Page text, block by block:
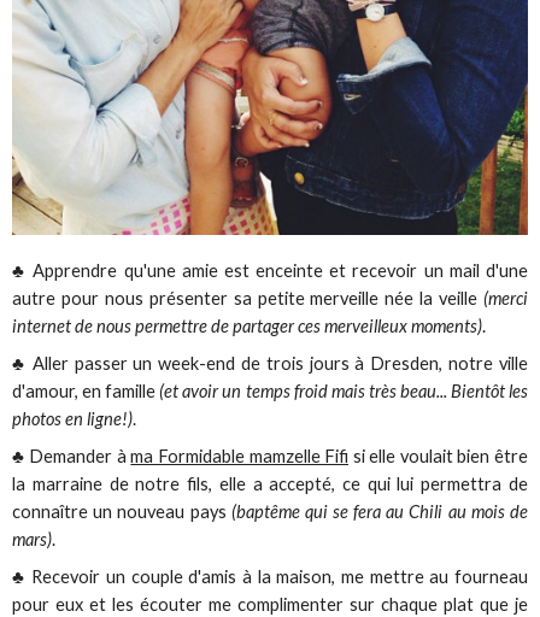
♣ Apprendre qu'une amie est enceinte et recevoir un mail d'une
autre pour nous présenter sa petite merveille née la veille (merci
internet de nous permettre de partager ces merveilleux moments).
♣ Aller passer un week-end de trois jours à Dresden, notre ville
d'amour, en famille (et avoir un temps froid mais très beau... Bientôt les
photos en ligne!).
♣ Demander àma Formidable mamzelle Fifi si elle voulait bien être
la marraine de notre fils, elle a accepté, ce qui lui permettra de
connaître un nouveau pays (baptême qui se fera au Chili au mois de
mars).
♣ Recevoir un couple d'amis à la maison, me mettre au fourneau
pour eux et les écouter me complimenter sur chaque plat que je